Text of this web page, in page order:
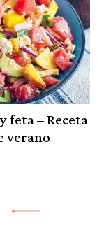
feta – Receta
verano